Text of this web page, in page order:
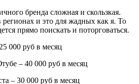
бренда сложная и скользкая.
и это для жадных как я. То
прямо поискать и поторговаться.
000 руб в месяц
– 40 000 руб в месяц
– 30 000 руб в месяц